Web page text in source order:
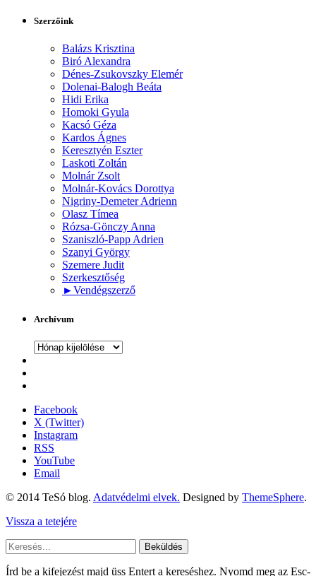
Szerzőink
Balázs Krisztina
Biró Alexandra
Dénes-Zsukovszky Elemér
Dolenai-Balogh Beáta
Hidi Erika
Homoki Gyula
Kacsó Géza
Kardos Ágnes
Keresztyén Eszter
Laskoti Zoltán
Molnár Zsolt
Molnár-Kovács Dorottya
Nigriny-Demeter Adrienn
Olasz Tímea
Rózsa-Gönczy Anna
Szaniszló-Papp Adrien
Szanyi György
Szemere Judit
Szerkesztőség
►Vendégszerző
Archívum
Archívum
Facebook
X (Twitter)
Instagram
RSS
YouTube
Email
© 2014 TeSó blog. Adatvédelmi elvek. Designed by ThemeSphere.
Vissza a tetejére
Beküldés
Írd be a kifejezést majd üss Entert a kereséshez. Nyomd meg az Esc-